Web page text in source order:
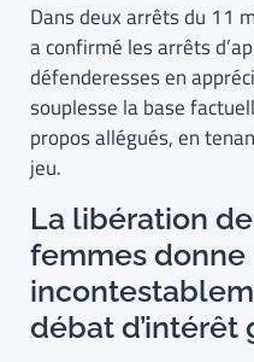
Dans deux arrêts du 11
a confirmé les arrêts
défenderesses en
souplesse la base
propos allégués, en
jeu.
La libération
femmes donne
débat d’intérêt